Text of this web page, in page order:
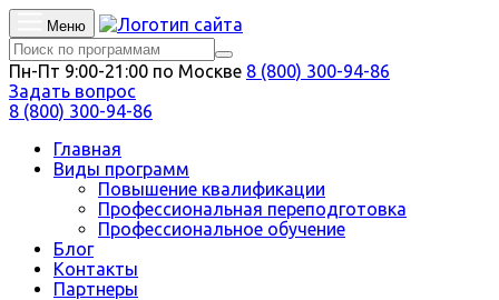
Меню
Пн-Пт 9:00-21:00 по Москве 8 (800) 300-94-86
Задать вопрос
8 (800) 300-94-86
Главная
Виды программ
Повышение квалификации
Профессиональная переподготовка
Профессиональное обучение
Блог
Контакты
Партнеры